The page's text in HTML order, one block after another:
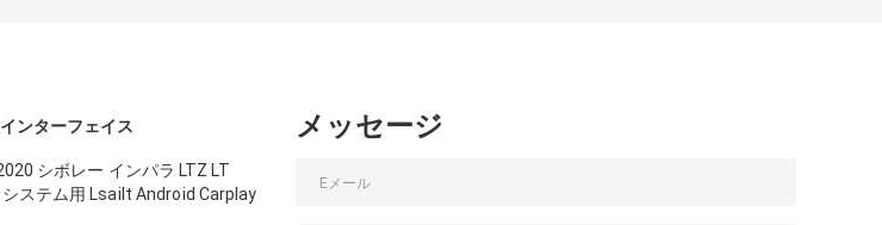
ンターフェイス
シボレー インパラ LTZ LT
システム用 Lsailt Android Carplay
メッセージ